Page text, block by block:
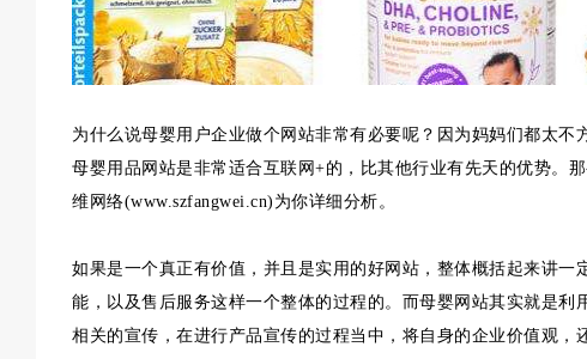
为什么说母婴用户企业做个网站非常有必要呢？因为妈妈们都太不
母婴用品网站是非常适合互联网+的，比其他行业有先天的优势。
维网络(www.szfangwei.cn)为你详细分析。
如果是一个真正有价值，并且是实用的好网站，整体概括起来讲
能，以及售后服务这样一个整体的过程的。而母婴网站其实就是
相关的宣传，在进行产品宣传的过程当中，将自身的企业价值观